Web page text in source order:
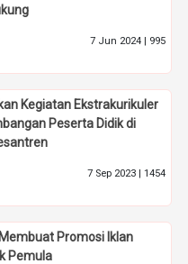
7 Jun 2024 | 995
Kegiatan Ekstrakurikuler
Peserta Didik di
7 Sep 2023 | 1454
Promosi Iklan
Pemula